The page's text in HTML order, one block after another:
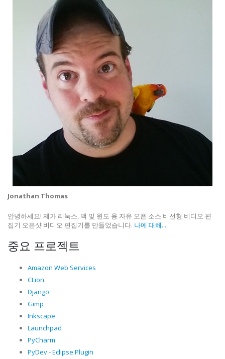
Jonathan Thomas
안녕하세요! 제가 리눅스, 맥 및 윈도 용 자유 오픈 소스 비선형 비디오 편
집기 오픈샷 비디오 편집기를 만들었습니다. 나에 대해...
중요 프로젝트
Amazon Web Services
CLion
Django
Gimp
Inkscape
Launchpad
PyCharm
PyDev - Eclipse Plugin